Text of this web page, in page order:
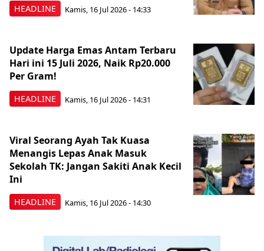
HEADLINE Kamis, 16 Jul 2026 - 14:33
HEADLINE
Update Harga Emas Antam Terbaru
Hari ini 15 Juli 2026, Naik Rp20.000
Per Gram!
Kamis, 16 Jul 2026 - 14:31
HEADLINE
Viral Seorang Ayah Tak Kuasa
Menangis Lepas Anak Masuk
Sekolah TK: Jangan Sakiti Anak Kecil
Ini
Kamis, 16 Jul 2026 - 14:30